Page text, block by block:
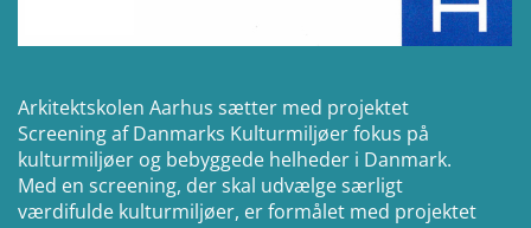
Arkitektskolen Aarhus sætter med projektet
Screening af Danmarks Kulturmiljøer fokus på
kulturmiljøer og bebyggede helheder i Danmark.
Med en screening, der skal udvælge særligt
værdifulde kulturmiljøer, er formålet med projektet